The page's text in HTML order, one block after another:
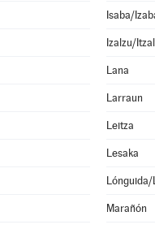
Isaba/
Izalzu/
Lana
Larraun
Leitza
Lesaka
Lónguida/
Marañón